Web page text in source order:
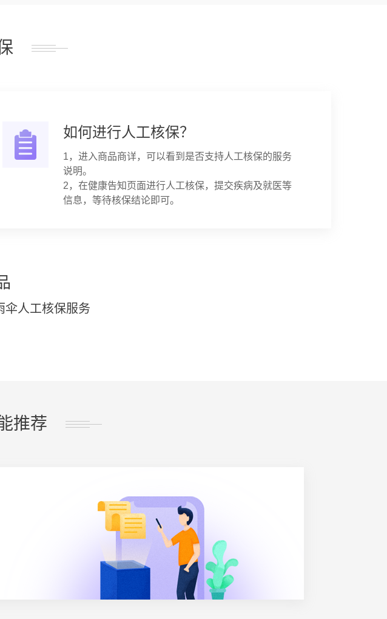
如何进行人工核保？
1，进入商品商详，可以看到是否支持人工核保的服务
说明。
2，在健康告知页面进行人工核保，提交疾病及就医等
信息，等待核保结论即可。
伞人工核保服务
推荐